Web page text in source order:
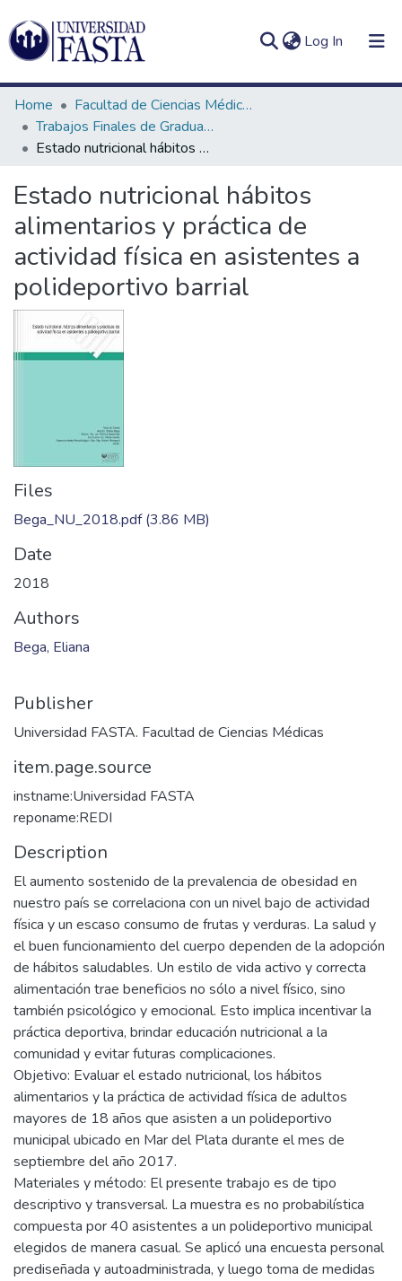
Log In (current)
Communities
&
Collections
All of DSpace
Statistics
In(current)
Home
Facultad de Ciencias Médicas
Trabajos Finales de Graduación de Licenciatura en Nutrición
Estado nutricional hábitos alimentarios y práctica de actividad física en asistentes a polideportivo barrial
Estado nutricional hábitos
alimentarios y práctica de
actividad física en asistentes a
polideportivo barrial
Files
Bega_NU_2018.pdf(3.86 MB)
Date
2018
Authors
Bega, Eliana
Publisher
Universidad FASTA. Facultad de Ciencias Médicas
item.page.source
instname:Universidad FASTA
reponame:REDI
Description
El aumento sostenido de la prevalencia de obesidad en
nuestro país se correlaciona con un nivel bajo de actividad
física y un escaso consumo de frutas y verduras. La salud y
el buen funcionamiento del cuerpo dependen de la adopción
de hábitos saludables. Un estilo de vida activo y correcta
alimentación trae beneficios no sólo a nivel físico, sino
también psicológico y emocional. Esto implica incentivar la
práctica deportiva, brindar educación nutricional a la
comunidad y evitar futuras complicaciones.
Objetivo: Evaluar el estado nutricional, los hábitos
alimentarios y la práctica de actividad física de adultos
mayores de 18 años que asisten a un polideportivo
municipal ubicado en Mar del Plata durante el mes de
septiembre del año 2017.
Materiales y método: El presente trabajo es de tipo
descriptivo y transversal. La muestra es no probabilística
compuesta por 40 asistentes a un polideportivo municipal
elegidos de manera casual. Se aplicó una encuesta personal
prediseñada y autoadministrada, y luego toma de medidas